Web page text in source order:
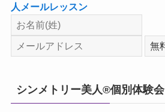
人メールレッスン
シンメトリー美人®個別体験会